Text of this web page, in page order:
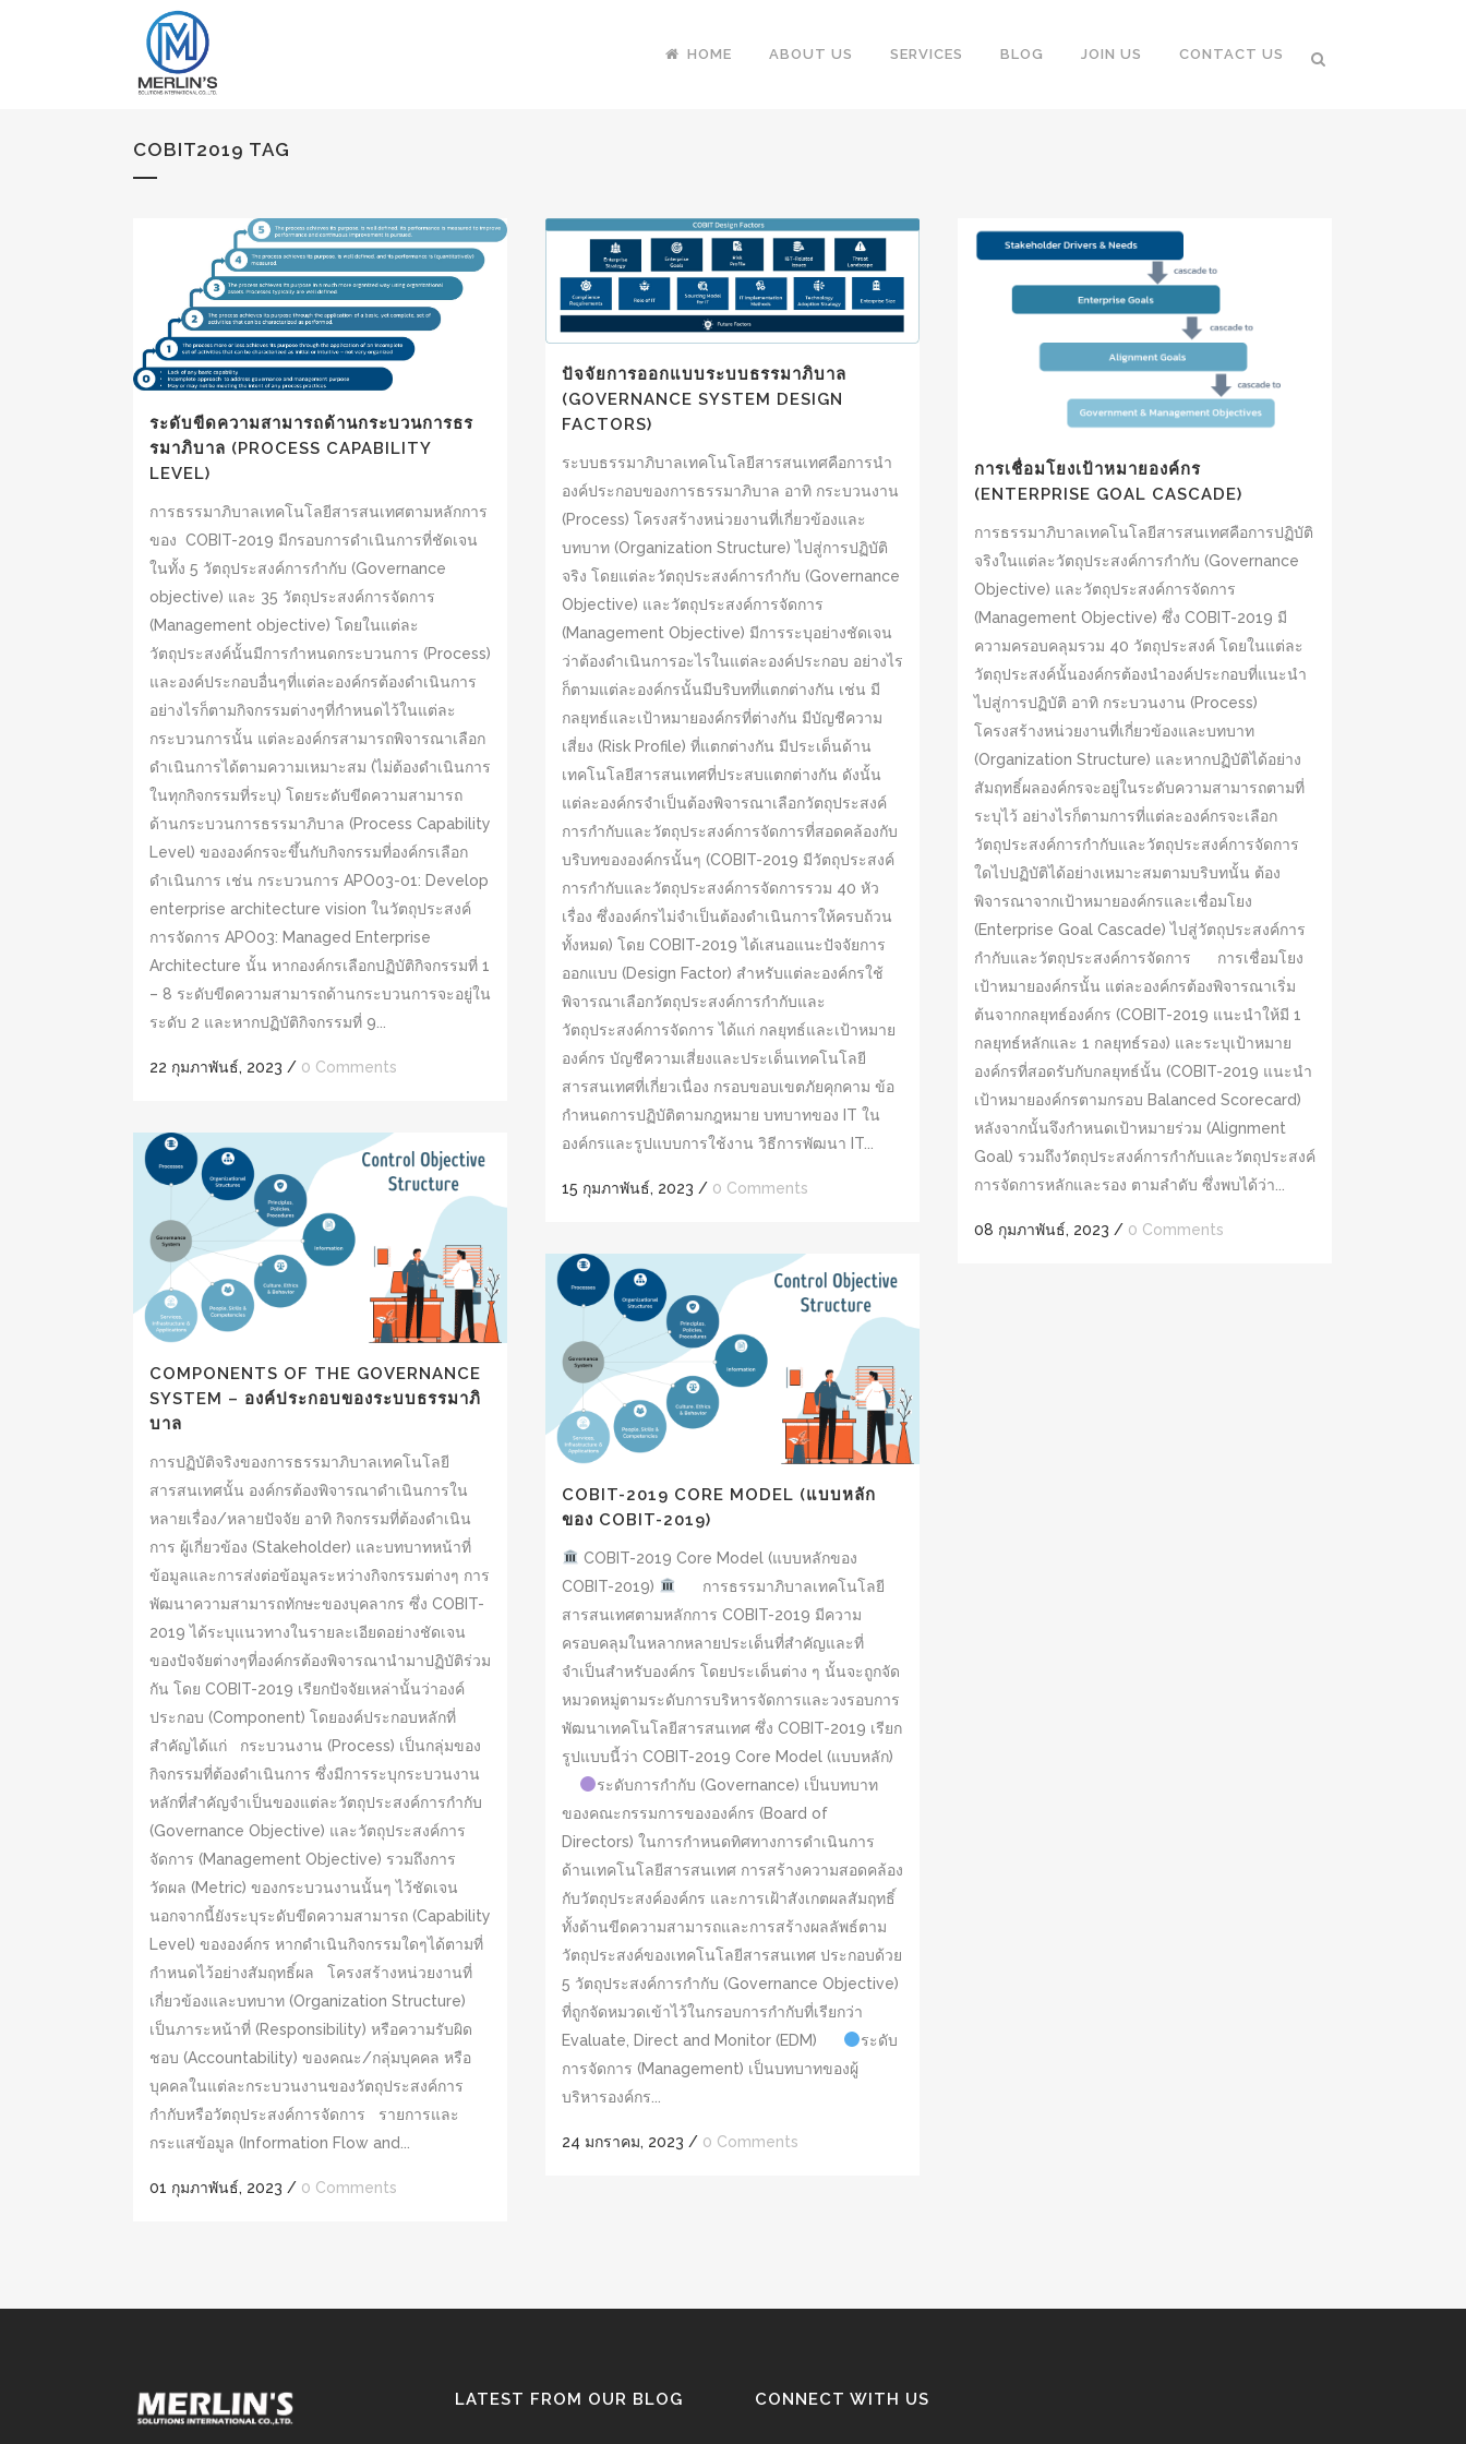
HOME ABOUT US SERVICES BLOG JOIN US CONTACT US
COBIT2019 TAG
ระดับขีดความสามารถด้านกระบวนการธร
รมาภิบาล (PROCESS CAPABILITY
LEVEL)
การธรรมาภิบาลเทคโนโลยีสารสนเทศตามหลักการ
ของ COBIT-2019 มีกรอบการดำเนินการที่ชัดเจน
ในทั้ง 5 วัตถุประสงค์การกำกับ (Governance
objective) และ 35 วัตถุประสงค์การจัดการ
(Management objective) โดยในแต่ละ
วัตถุประสงค์นั้นมีการกำหนดกระบวนการ (Process)
และองค์ประกอบอื่นๆที่แต่ละองค์กรต้องดำเนินการ
อย่างไรก็ตามกิจกรรมต่างๆที่กำหนดไว้ในแต่ละ
กระบวนการนั้น แต่ละองค์กรสามารถพิจารณาเลือก
ดำเนินการได้ตามความเหมาะสม (ไม่ต้องดำเนินการ
ในทุกกิจกรรมที่ระบุ) โดยระดับขีดความสามารถ
ด้านกระบวนการธรรมาภิบาล (Process Capability
Level) ขององค์กรจะขึ้นกับกิจกรรมที่องค์กรเลือก
ดำเนินการ เช่น กระบวนการ APO03-01: Develop
enterprise architecture vision ในวัตถุประสงค์
การจัดการ APO03: Managed Enterprise
Architecture นั้น หากองค์กรเลือกปฏิบัติกิจกรรมที่ 1
– 8 ระดับขีดความสามารถด้านกระบวนการจะอยู่ใน
ระดับ 2 และหากปฏิบัติกิจกรรมที่ 9...
22 กุมภาพันธ์, 2023 / 0 Comments
ปัจจัยการออกแบบระบบธรรมาภิบาล
(GOVERNANCE SYSTEM DESIGN
FACTORS)
ระบบธรรมาภิบาลเทคโนโลยีสารสนเทศคือการนำ
องค์ประกอบของการธรรมาภิบาล อาทิ กระบวนงาน
(Process) โครงสร้างหน่วยงานที่เกี่ยวข้องและ
บทบาท (Organization Structure) ไปสู่การปฏิบัติ
จริง โดยแต่ละวัตถุประสงค์การกำกับ (Governance
Objective) และวัตถุประสงค์การจัดการ
(Management Objective) มีการระบุอย่างชัดเจน
ว่าต้องดำเนินการอะไรในแต่ละองค์ประกอบ อย่างไร
ก็ตามแต่ละองค์กรนั้นมีบริบทที่แตกต่างกัน เช่น มี
กลยุทธ์และเป้าหมายองค์กรที่ต่างกัน มีบัญชีความ
เสี่ยง (Risk Profile) ที่แตกต่างกัน มีประเด็นด้าน
เทคโนโลยีสารสนเทศที่ประสบแตกต่างกัน ดังนั้น
แต่ละองค์กรจำเป็นต้องพิจารณาเลือกวัตถุประสงค์
การกำกับและวัตถุประสงค์การจัดการที่สอดคล้องกับ
บริบทขององค์กรนั้นๆ (COBIT-2019 มีวัตถุประสงค์
การกำกับและวัตถุประสงค์การจัดการรวม 40 หัว
เรื่อง ซึ่งองค์กรไม่จำเป็นต้องดำเนินการให้ครบถ้วน
ทั้งหมด) โดย COBIT-2019 ได้เสนอแนะปัจจัยการ
ออกแบบ (Design Factor) สำหรับแต่ละองค์กรใช้
พิจารณาเลือกวัตถุประสงค์การกำกับและ
วัตถุประสงค์การจัดการ ได้แก่ กลยุทธ์และเป้าหมาย
องค์กร บัญชีความเสี่ยงและประเด็นเทคโนโลยี
สารสนเทศที่เกี่ยวเนื่อง กรอบขอบเขตภัยคุกคาม ข้อ
กำหนดการปฏิบัติตามกฎหมาย บทบาทของ IT ใน
องค์กรและรูปแบบการใช้งาน วิธีการพัฒนา IT...
15 กุมภาพันธ์, 2023 / 0 Comments
การเชื่อมโยงเป้าหมายองค์กร
(ENTERPRISE GOAL CASCADE)
การธรรมาภิบาลเทคโนโลยีสารสนเทศคือการปฏิบัติ
จริงในแต่ละวัตถุประสงค์การกำกับ (Governance
Objective) และวัตถุประสงค์การจัดการ
(Management Objective) ซึ่ง COBIT-2019 มี
ความครอบคลุมรวม 40 วัตถุประสงค์ โดยในแต่ละ
วัตถุประสงค์นั้นองค์กรต้องนำองค์ประกอบที่แนะนำ
ไปสู่การปฏิบัติ อาทิ กระบวนงาน (Process)
โครงสร้างหน่วยงานที่เกี่ยวข้องและบทบาท
(Organization Structure) และหากปฏิบัติได้อย่าง
สัมฤทธิ์ผลองค์กรจะอยู่ในระดับความสามารถตามที่
ระบุไว้ อย่างไรก็ตามการที่แต่ละองค์กรจะเลือก
วัตถุประสงค์การกำกับและวัตถุประสงค์การจัดการ
ใดไปปฏิบัติได้อย่างเหมาะสมตามบริบทนั้น ต้อง
พิจารณาจากเป้าหมายองค์กรและเชื่อมโยง
(Enterprise Goal Cascade) ไปสู่วัตถุประสงค์การ
กำกับและวัตถุประสงค์การจัดการ การเชื่อมโยง
เป้าหมายองค์กรนั้น แต่ละองค์กรต้องพิจารณาเริ่ม
ต้นจากกลยุทธ์องค์กร (COBIT-2019 แนะนำให้มี 1
กลยุทธ์หลักและ 1 กลยุทธ์รอง) และระบุเป้าหมาย
องค์กรที่สอดรับกับกลยุทธ์นั้น (COBIT-2019 แนะนำ
เป้าหมายองค์กรตามกรอบ Balanced Scorecard)
หลังจากนั้นจึงกำหนดเป้าหมายร่วม (Alignment
Goal) รวมถึงวัตถุประสงค์การกำกับและวัตถุประสงค์
การจัดการหลักและรอง ตามลำดับ ซึ่งพบได้ว่า...
08 กุมภาพันธ์, 2023 / 0 Comments
COMPONENTS OF THE GOVERNANCE
SYSTEM – องค์ประกอบของระบบธรรมาภิ
บาล
การปฏิบัติจริงของการธรรมาภิบาลเทคโนโลยี
สารสนเทศนั้น องค์กรต้องพิจารณาดำเนินการใน
หลายเรื่อง/หลายปัจจัย อาทิ กิจกรรมที่ต้องดำเนิน
การ ผู้เกี่ยวข้อง (Stakeholder) และบทบาทหน้าที่
ข้อมูลและการส่งต่อข้อมูลระหว่างกิจกรรมต่างๆ การ
พัฒนาความสามารถทักษะของบุคลากร ซึ่ง COBIT-
2019 ได้ระบุแนวทางในรายละเอียดอย่างชัดเจน
ของปัจจัยต่างๆที่องค์กรต้องพิจารณานำมาปฏิบัติร่วม
กัน โดย COBIT-2019 เรียกปัจจัยเหล่านั้นว่าองค์
ประกอบ (Component) โดยองค์ประกอบหลักที่
สำคัญได้แก่ กระบวนงาน (Process) เป็นกลุ่มของ
กิจกรรมที่ต้องดำเนินการ ซึ่งมีการระบุกระบวนงาน
หลักที่สำคัญจำเป็นของแต่ละวัตถุประสงค์การกำกับ
(Governance Objective) และวัตถุประสงค์การ
จัดการ (Management Objective) รวมถึงการ
วัดผล (Metric) ของกระบวนงานนั้นๆ ไว้ชัดเจน
นอกจากนี้ยังระบุระดับขีดความสามารถ (Capability
Level) ขององค์กร หากดำเนินกิจกรรมใดๆได้ตามที่
กำหนดไว้อย่างสัมฤทธิ์ผล โครงสร้างหน่วยงานที่
เกี่ยวข้องและบทบาท (Organization Structure)
เป็นภาระหน้าที่ (Responsibility) หรือความรับผิด
ชอบ (Accountability) ของคณะ/กลุ่มบุคคล หรือ
บุคคลในแต่ละกระบวนงานของวัตถุประสงค์การ
กำกับหรือวัตถุประสงค์การจัดการ รายการและ
กระแสข้อมูล (Information Flow and...
01 กุมภาพันธ์, 2023 / 0 Comments
COBIT-2019 CORE MODEL (แบบหลัก
ของ COBIT-2019)
COBIT-2019 Core Model (แบบหลักของ
COBIT-2019)
การธรรมาภิบาลเทคโนโลยี
สารสนเทศตามหลักการ COBIT-2019 มีความ
ครอบคลุมในหลากหลายประเด็นที่สำคัญและที่
จำเป็นสำหรับองค์กร โดยประเด็นต่าง ๆ นั้นจะถูกจัด
หมวดหมู่ตามระดับการบริหารจัดการและวงรอบการ
พัฒนาเทคโนโลยีสารสนเทศ ซึ่ง COBIT-2019 เรียก
รูปแบบนี้ว่า COBIT-2019 Core Model (แบบหลัก)
ระดับการกำกับ (Governance) เป็นบทบาท
ของคณะกรรมการขององค์กร (Board of
Directors) ในการกำหนดทิศทางการดำเนินการ
ด้านเทคโนโลยีสารสนเทศ การสร้างความสอดคล้อง
กับวัตถุประสงค์องค์กร และการเฝ้าสังเกตผลสัมฤทธิ์
ทั้งด้านขีดความสามารถและการสร้างผลลัพธ์ตาม
วัตถุประสงค์ของเทคโนโลยีสารสนเทศ ประกอบด้วย
5 วัตถุประสงค์การกำกับ (Governance Objective)
ที่ถูกจัดหมวดเข้าไว้ในกรอบการกำกับที่เรียกว่า
Evaluate, Direct and Monitor (EDM)
ระดับ
การจัดการ (Management) เป็นบทบาทของผู้
บริหารองค์กร...
24 มกราคม, 2023 / 0 Comments
LATEST FROM OUR BLOG CONNECT WITH US